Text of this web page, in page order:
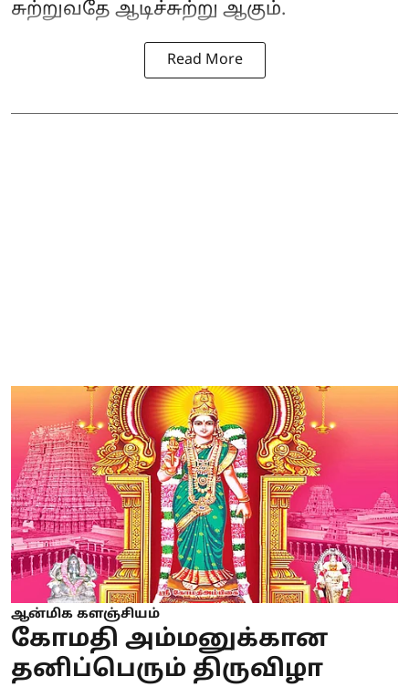
சுற்றுவதே ஆடிச்சுற்று ஆகும்.
Read More
ஆன்மிக களஞ்சியம்
கோமதி அம்மனுக்கான
தனிப்பெரும் திருவிழா